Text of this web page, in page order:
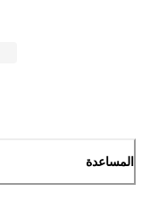
المساعدة